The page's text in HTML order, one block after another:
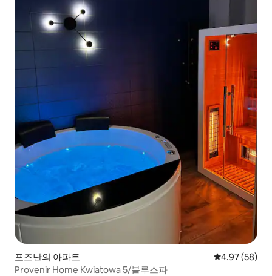
포즈난의 아파트 평점 4.97점(5
4.97 (58)
Provenir Home Kwiatowa 5/블루스파